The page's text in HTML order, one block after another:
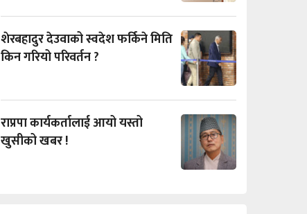
शेरबहादुर देउवाको स्वदेश फर्किने मिति
किन गरियो परिवर्तन ?
राप्रपा कार्यकर्तालाई आयो यस्तो
खुसीको खबर !